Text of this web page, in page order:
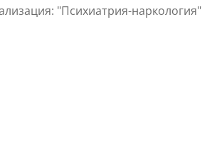
"Психиатрия-наркология"